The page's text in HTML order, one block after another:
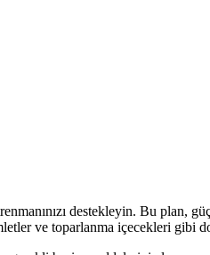
destekleyin. Bu plan,
ve toparlanma içecekleri gibi